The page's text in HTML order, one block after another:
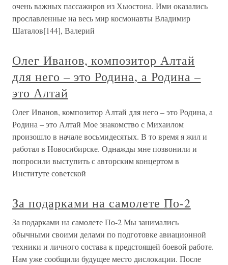
очень важных пассажиров из Хьюстона. Ими оказались
прославленные на весь мир космонавты Владимир
Шаталов[144], Валерий
Олег Иванов, композитор Алтай
для него – это Родина, а Родина –
это Алтай
Олег Иванов, композитор Алтай для него – это Родина, а
Родина – это Алтай Мое знакомство с Михаилом
произошло в начале восьмидесятых. В то время я жил и
работал в Новосибирске. Однажды мне позвонили и
попросили выступить с авторским концертом в
Институте советской
За подарками на самолете По-2
За подарками на самолете По-2 Мы занимались
обычными своими делами по подготовке авиационной
техники и личного состава к предстоящей боевой работе.
Нам уже сообщили будущее место дислокации. После